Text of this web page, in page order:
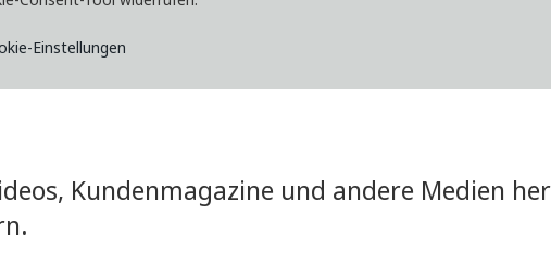
Einstellungen
Kundenmagazine und andere Medien